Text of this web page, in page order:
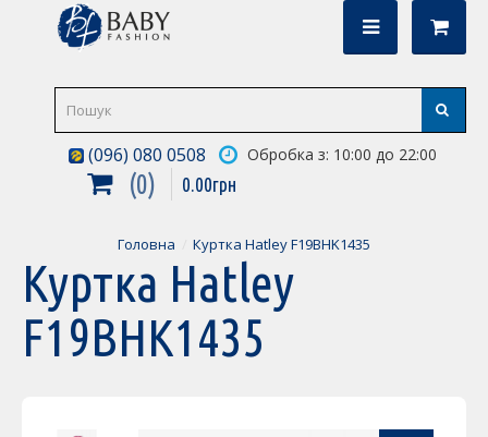
(096) 080 0508 Обробка з: 10:00 до 22:00
0 0.00грн
Головна Куртка Hatley F19BHK1435
Куртка Hatley
F19BHK1435